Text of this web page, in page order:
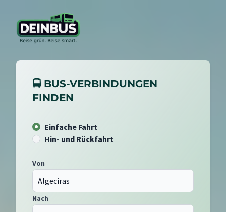
🚍 BUS-VERBINDUNGEN
FINDEN
Einfache Fahrt
Hin- und Rückfahrt
Von
Nach